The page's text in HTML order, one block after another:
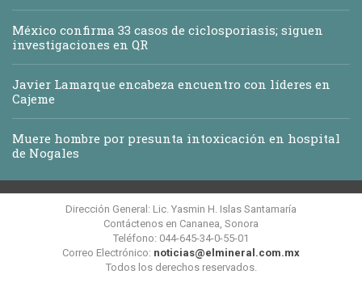
México confirma 33 casos de ciclosporiasis; siguen
investigaciones en QR
Javier Lamarque encabeza encuentro con líderes en
Cajeme
Muere hombre por presunta intoxicación en hospital
de Nogales
Dirección General: Lic. Yasmin H. Islas Santamaría
Contáctenos en Cananea, Sonora
Teléfono: 044-645-34-0-55-01
Correo Electrónico: noticias@elmineral.com.mx
Todos los derechos reservados.